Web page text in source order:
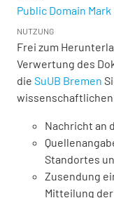
Public Domain Mark
NUTZUNG
Frei zum
Verwertung des
die SuUB Bremen
Nachricht an
Standortes
Zusendung
Mitteilung